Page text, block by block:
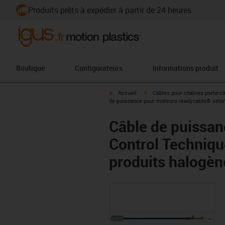
Produits prêts à expédier à partir de 24 heures
Boutique Configurateurs Informations produit
igus-icon-arrow-right
Accueil igus-icon-arrow-right
Câbles pour chaînes porte-
de puissance pour moteurs readycable®
Câble de
Control
produits